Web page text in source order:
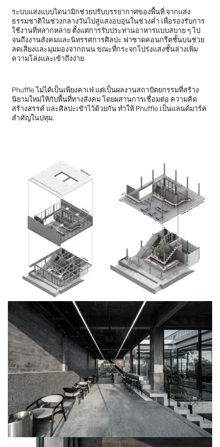
ระบบแสงแบบไดนามิกช่วยปรับบรรยากาศของพื้นที่ จากแสง
ธรรมชาติในช่วงกลางวันไปสู่แสงอบอุ่นในช่วงค่ำ เพื่อรองรับการ
ใช้งานที่หลากหลาย ตั้งแต่การรับประทานอาหารแบบสบาย ๆ ไป
จนถึงงานสังคมและนิทรรศการศิลปะ ฟาซาดคอนกรีตชั้นบนช่วย
ลดเสียงและมุมมองจากถนน ขณะที่กระจกโปร่งแสงชั้นล่างเพิ่ม
ความโล่งและเข้าถึงง่าย
Phuffle ไม่ได้เป็นเพียงคาเฟ่ แต่เป็นผลงานสถาปัตยกรรมที่สร้าง
นิยามใหม่ให้กับพื้นที่ทางสังคม โดยผสานการเชื่อมต่อ ความคิด
สร้างสรรค์ และศิลปะเข้าไว้ด้วยกัน ทำให้ Phuffle เป็นแลนด์มาร์ค
สำคัญในปทุม.